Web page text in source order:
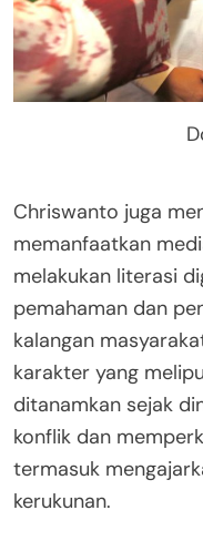
Chriswanto juga
memanfaatkan
melakukan literasi
pemahaman dan
kalangan
karakter yang
ditanamkan sejak
konflik dan
termasuk
kerukunan.